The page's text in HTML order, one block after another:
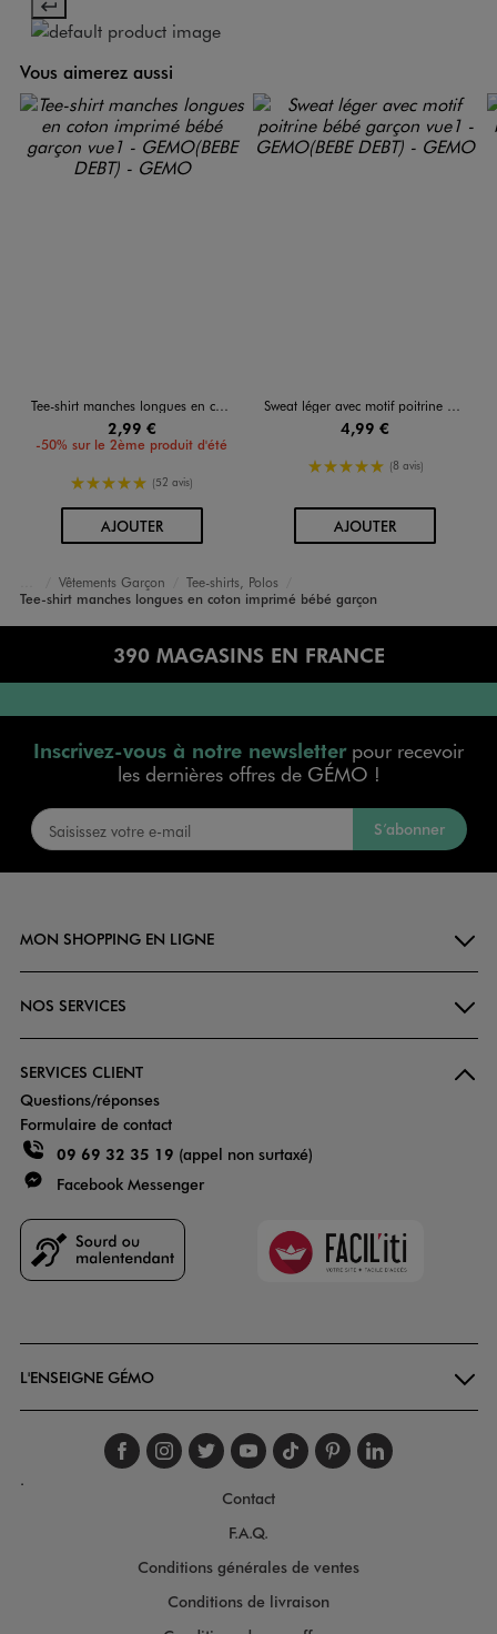
Vous aimerez aussi
Tee-shirt manches longues en coton imprimé bébé garçon
2,99 €
-50% sur le 2ème produit d'été
5/5 de moyenne
(52 avis)
AJOUTERAU PANIER
Sweat léger avec motif poitrine bébé garçon
4,99 €
5/5 de moyenne
(8 avis)
AJOUTERAU PANIER
Accueil
Bébé
Vêtements Garçon
Tee-shirts, Polos
Tee-shirt manches longues en coton imprimé bébé garçon
390 MAGASINS EN FRANCE
Inscrivez-vous à notre newsletterpour recevoir
les dernières offres de GÉMO !
S’abonner
MON SHOPPING EN LIGNE
NOS SERVICES
SERVICES CLIENT
Questions/réponses
Formulaire de contact
09 69 32 35 19 (appel non surtaxé)
Facebook Messenger
Faciliti
L'ENSEIGNE GÉMO
Suivez-nous sur
Suivez-nous sur
Suivez-nous sur
Suivez-nous
Suivez-nous
Suivez-
.
Contact
F.A.Q.
Conditions générales de ventes
Conditions de livraison